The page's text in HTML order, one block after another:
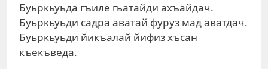
Буьркьуьда гъиле гьатайди ахъайдач.
Буьркьуьди садра аватай фуруз мад аватдач.
Буьркьуьди йикъалай йифиз хъсан
къекъведа.